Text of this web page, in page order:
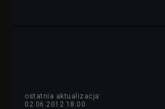
ostatnia aktualizacja:
02.06.2012 18:00